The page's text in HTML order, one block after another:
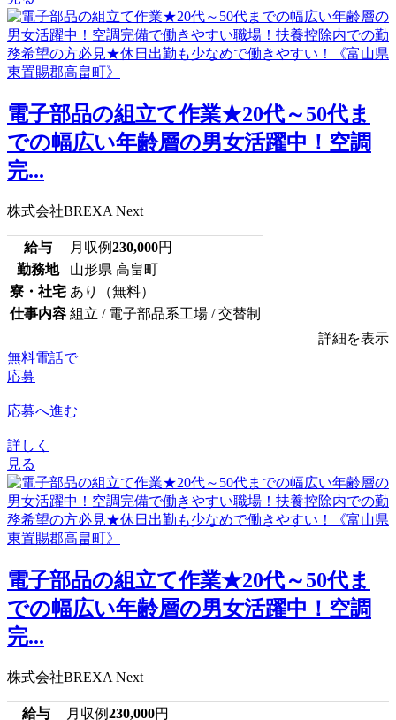
電子部品の組立て作業★20代～50代ま
での幅広い年齢層の男女活躍中！空調
完...
株式会社BREXA Next
給与 月収例230,000円
勤務地
山形県 高畠町
寮・社宅 あり（無料）
仕事内容 組立 / 電子部品系工場 / 交替制
詳細を表示
無料電話で
応募
応募へ進む
詳しく
見る
電子部品の組立て作業★20代～50代ま
での幅広い年齢層の男女活躍中！空調
完...
株式会社BREXA Next
給与 月収例230,000円